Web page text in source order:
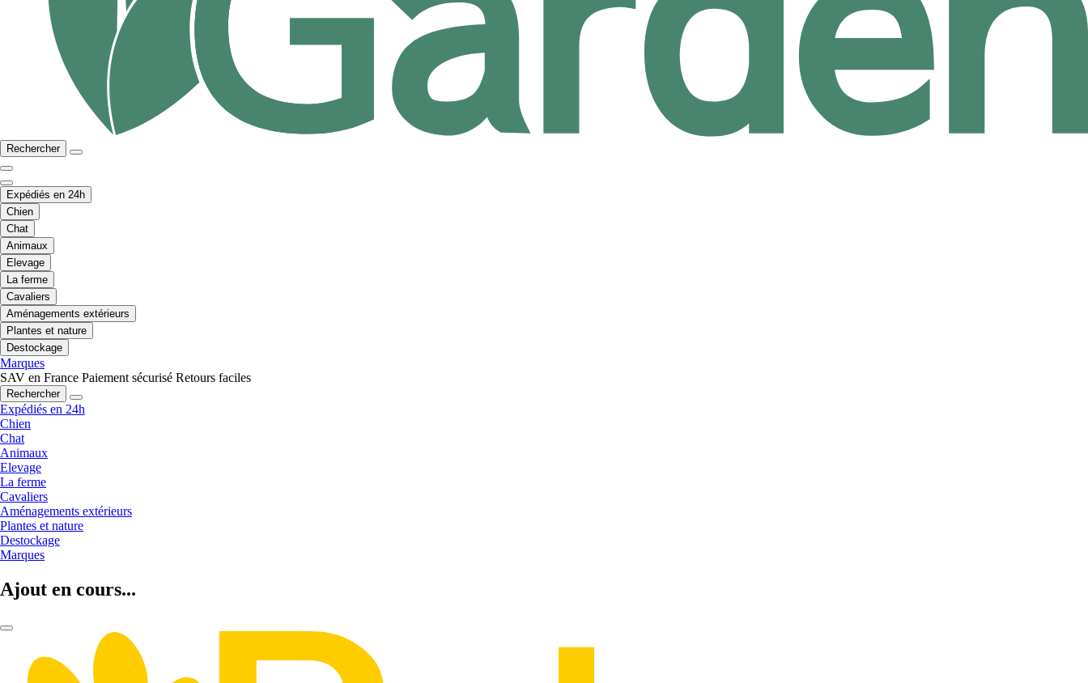
Rechercher
Expédiés en 24h
Chien
Chat
Animaux
Elevage
La ferme
Cavaliers
Aménagements extérieurs
Plantes et nature
Destockage
Marques
SAV en France Paiement sécurisé Retours faciles
Rechercher
Expédiés en 24h
Chien
Chat
Animaux
Elevage
La ferme
Cavaliers
Aménagements extérieurs
Plantes et nature
Destockage
Marques
Ajout en cours...